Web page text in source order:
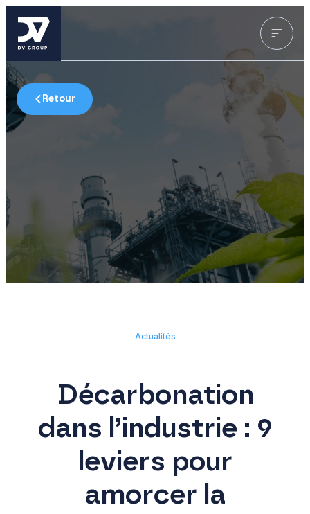
Retour
Actualités
Décarbonation
dans l’industrie : 9
leviers pour
amorcer la